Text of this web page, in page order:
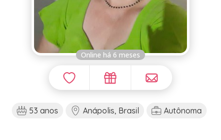
Online há 6 meses
53 anos Anápolis, Brasil Autônoma